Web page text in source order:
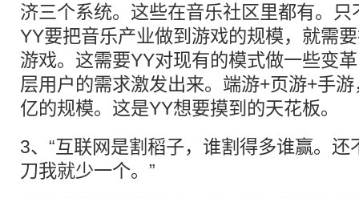
济三个系统。这些在音乐社区里都有。
YY要把音乐产业做到游戏的规模，就需
游戏。这需要YY对现有的模式做一些变
层用户的需求激发出来。端游+页游+手
亿的规模。这是YY想要摸到的天花板。
3、“互联网是割稻子，谁割得多谁赢。
刀我就少一个。”